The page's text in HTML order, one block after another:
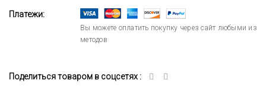
Платежи:
Вы можете оплатить покупку через сайт любыми из
методов
Поделиться товаром в соцсетях :